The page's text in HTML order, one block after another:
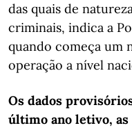
das quais de
criminais, indica a
quando começa um
operação a nível
Os dados
último ano letivo, as